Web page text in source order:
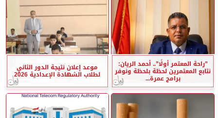
”راحة المعتمر أولًا”.. أحمد الريان:
نتابع المعتمرين لحظة بلحظة ونوفر
برامج عمرة...
موعد إعلان نتيجة الدور الثاني
لطلاب الشهادة الإعدادية 2026